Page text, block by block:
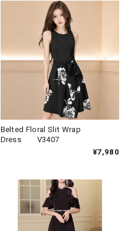
Belted Floral Slit Wrap
Dress V3407
¥7,980